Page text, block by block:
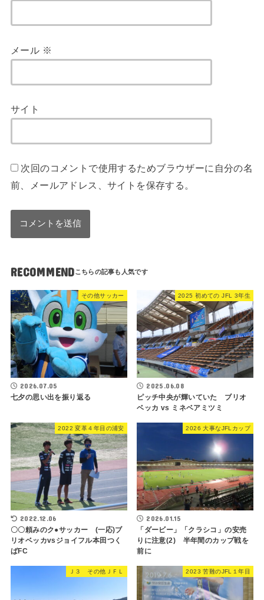
メール ※
サイト
次回のコメントで使用するためブラウザーに自分の名
前、メールアドレス、サイトを保存する。
RECOMMEND
その他サッカー
2026.07.05
七夕の思い出を振り返る
2025 初めての JFL 3年生
2025.06.08
ピッチ中央が輝いていた ブリオ
ベッカ vs ミネベアミツミ
2022 変革４年目の浦安
2022.12.06
〇〇頼みのク●サッカー (一応)ブ
リオベッカvsジョイフル本田つく
ばFC
2026 大事なJFLカップ
2026.01.15
「ダービー」「クラシコ」の安売
りに注意(2) 半年間のカップ戦を
前に
Ｊ３ その他ＪＦＬ 2023 苦難のJFL１年目